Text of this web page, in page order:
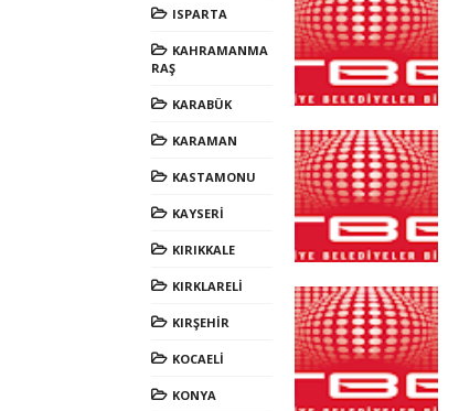
ISPARTA
KAHRAMANMA
RAŞ
KARABÜK
KARAMAN
KASTAMONU
KAYSERİ
KIRIKKALE
KIRKLARELİ
KIRŞEHİR
KOCAELİ
KONYA